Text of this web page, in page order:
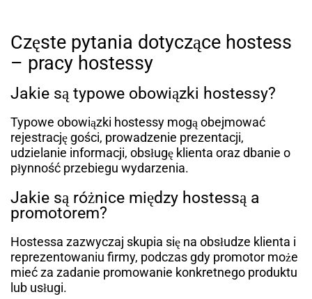
Częste pytania dotyczące hostess
– pracy hostessy
Jakie są typowe obowiązki hostessy?
Typowe obowiązki hostessy mogą obejmować
rejestrację gości, prowadzenie prezentacji,
udzielanie informacji, obsługę klienta oraz dbanie o
płynność przebiegu wydarzenia.
Jakie są różnice między hostessą a
promotorem?
Hostessa zazwyczaj skupia się na obsłudze klienta i
reprezentowaniu firmy, podczas gdy promotor może
mieć za zadanie promowanie konkretnego produktu
lub usługi.